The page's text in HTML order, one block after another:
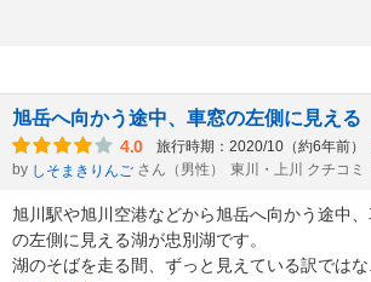
旭岳へ向かう途中、車窓の左側に見える
4.0 旅行時期：2020/10（約6年前）
by しそまきりんご さん（男性） 東川・上川 クチコミ
旭川駅や旭川空港などから旭岳へ向かう途中
の左側に見える湖が忠別湖です。
湖のそばを走る間、ずっと見えている訳ではな